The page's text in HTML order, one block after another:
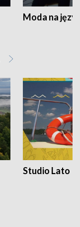
Moda na
Studio Lato